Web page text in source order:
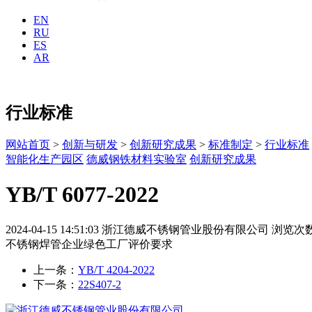
EN
RU
ES
AR
行业标准
网站首页 > 创新与研发 > 创新研究成果 > 标准制定 > 行业标准
智能化生产园区 德威钢铁材料实验室 创新研究成果
YB/T 6077-2022
2024-04-15 14:51:03 浙江德威不锈钢管业股份有限公司 浏览次
不锈钢焊管企业绿色工厂评价要求
上一条： YB/T 4204-2022
下一条： 22S407-2